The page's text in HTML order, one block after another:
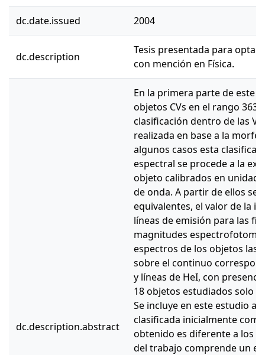
dc.date.issued 2004
dc.description
Tesis presentada para optar
con mención en Física.
dc.description.abstract
En la primera parte de este
objetos CVs en el rango
clasificación dentro de las
realizada en base a la
algunos casos esta
espectral se procede a la
objeto calibrados en
de onda. A partir de ellos se
equivalentes, el valor de la
líneas de emisión para las
magnitudes
espectros de los objetos las
sobre el continuo
y líneas de HeI, con
18 objetos estudiados solo
Se incluye en este estudio a
clasificada inicialmente
obtenido es diferente a los
del trabajo comprende un